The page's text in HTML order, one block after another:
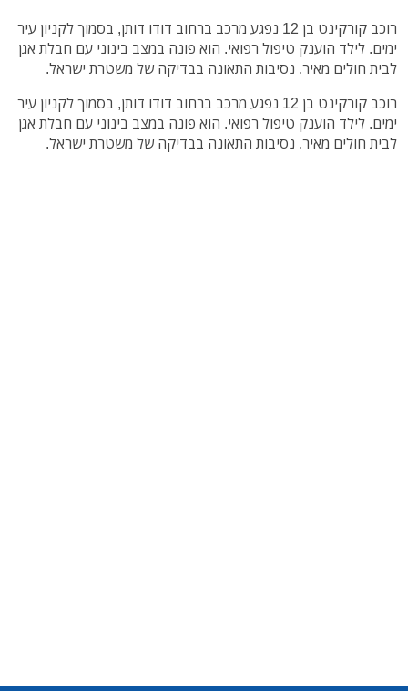
רוכב קורקינט בן 12 נפגע מרכב ברחוב דודו דותן, בסמוך לקניון עיר
ימים. לילד הוענק טיפול רפואי. הוא פונה במצב בינוני עם חבלת אגן
לבית חולים מאיר. נסיבות התאונה בבדיקה של משטרת ישראל.
רוכב קורקינט בן 12 נפגע מרכב ברחוב דודו דותן, בסמוך לקניון עיר
ימים. לילד הוענק טיפול רפואי. הוא פונה במצב בינוני עם חבלת אגן
לבית חולים מאיר. נסיבות התאונה בבדיקה של משטרת ישראל.